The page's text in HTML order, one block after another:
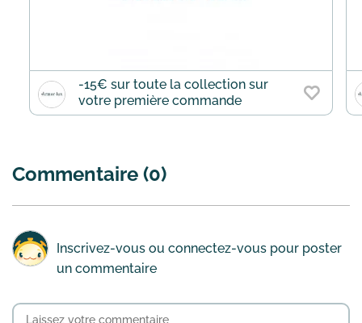
-15€ sur toute la collection sur
votre première commande
Commentaire (0)
Inscrivez-vous ou connectez-vous pour poster
un commentaire